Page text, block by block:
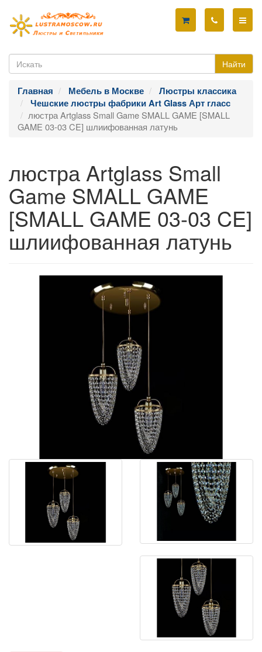
Найти
Главная Мебель в Москве
Люстры классика
Чешские люстры фабрики Art Glass Арт гласс
люстра Artglass Small Game SMALL GAME [SMALL
GAME 03-03 CE] шлиифованная латунь
люстра Artglass Small
Game SMALL GAME
[SMALL GAME 03-03 CE]
шлиифованная латунь